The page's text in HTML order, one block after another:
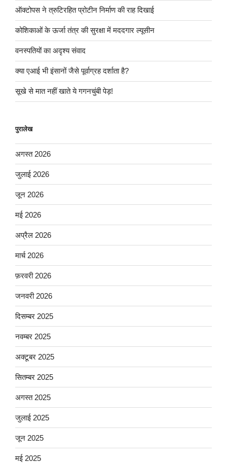
ऑक्टोपस ने त्रुटिरहित प्रोटीन निर्माण की राह दिखाई
कोशिकाओं के ऊर्जा तंत्र की सुरक्षा में मददगार ल्यूसीन
वनस्पतियों का अदृश्य संवाद
क्या एआई भी इंसानों जैसे पूर्वाग्रह दर्शाता है?
सूखे से मात नहीं खाते ये गगनचुंबी पेड़!
पुरालेख
अगस्त 2026
जुलाई 2026
जून 2026
मई 2026
अप्रैल 2026
मार्च 2026
फ़रवरी 2026
जनवरी 2026
दिसम्बर 2025
नवम्बर 2025
अक्टूबर 2025
सितम्बर 2025
अगस्त 2025
जुलाई 2025
जून 2025
मई 2025